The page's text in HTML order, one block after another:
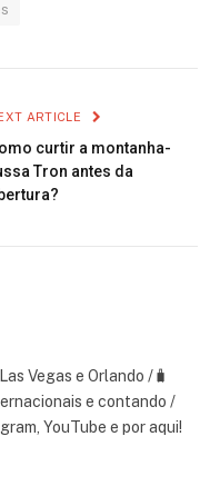
ARTICLE
curtir a montanha-
Tron antes da
Vegas e Orlando /🧳
e contando /
YouTube e por aqui!